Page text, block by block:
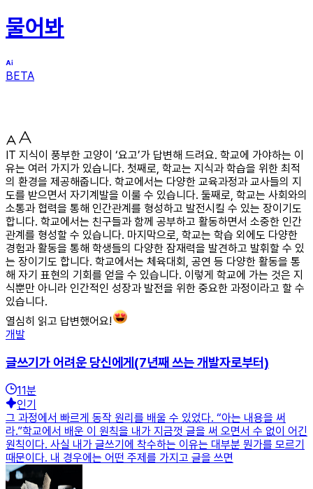
물어봐
BETA
IT 지식이 풍부한 고양이 ‘요고’가 답변해 드려요. 학교에 가야하는 이
유는 여러 가지가 있습니다. 첫째로, 학교는 지식과 학습을 위한 최적
의 환경을 제공해줍니다. 학교에서는 다양한 교육과정과 교사들의 지
도를 받으면서 자기계발을 이룰 수 있습니다. 둘째로, 학교는 사회와의
소통과 협력을 통해 인간관계를 형성하고 발전시킬 수 있는 장이기도
합니다. 학교에서는 친구들과 함께 공부하고 활동하면서 소중한 인간
관계를 형성할 수 있습니다. 마지막으로, 학교는 학습 외에도 다양한
경험과 활동을 통해 학생들의 다양한 잠재력을 발견하고 발휘할 수 있
는 장이기도 합니다. 학교에서는 체육대회, 공연 등 다양한 활동을 통
해 자기 표현의 기회를 얻을 수 있습니다. 이렇게 학교에 가는 것은 지
식뿐만 아니라 인간적인 성장과 발전을 위한 중요한 과정이라고 할 수
있습니다.
열심히 읽고 답변했어요!
개발
글쓰기가 어려운 당신에게(7년째 쓰는 개발자로부터)
11분
인기
그 과정에서 빠르게 동작 원리를 배울 수 있었다. “아는 내용을 써
라.”학교에서 배운 이 원칙을 내가 지금껏 글을 써 오면서 수 없이 어긴
원칙이다. 사실 내가 글쓰기에 착수하는 이유는 대부분 뭔가를 모르기
때문이다. 내 경우에는 어떤 주제를 가지고 글을 쓰면